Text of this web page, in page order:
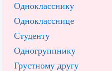
Однокласснику
Однокласснице
Студенту
Одногруппнику
Грустному другу